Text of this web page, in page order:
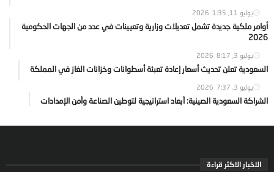
يوليو 11, 2026 1:35
أوامر ملكية جديدة تشمل تعديلات وزارية وتعيينات في عدد من الجهات الحكومية
2026
يوليو 3, 2026 8:17
السعودية تعلن تحديث أسعار إعادة تعبئة أسطوانات وخزانات الغاز في المملكة
يوليو 3, 2026 7:37
الشراكة السعودية الصينية: أبعاد استراتيجية لتوطين الصناعة وأمن الإمدادات
الاخبار الاكثر قراءة